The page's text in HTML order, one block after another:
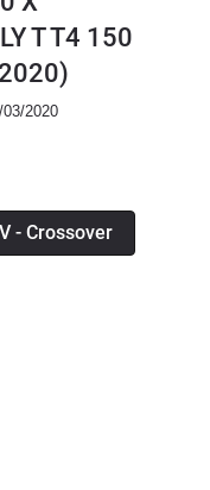
T T4 150
03/2020
- Crossover